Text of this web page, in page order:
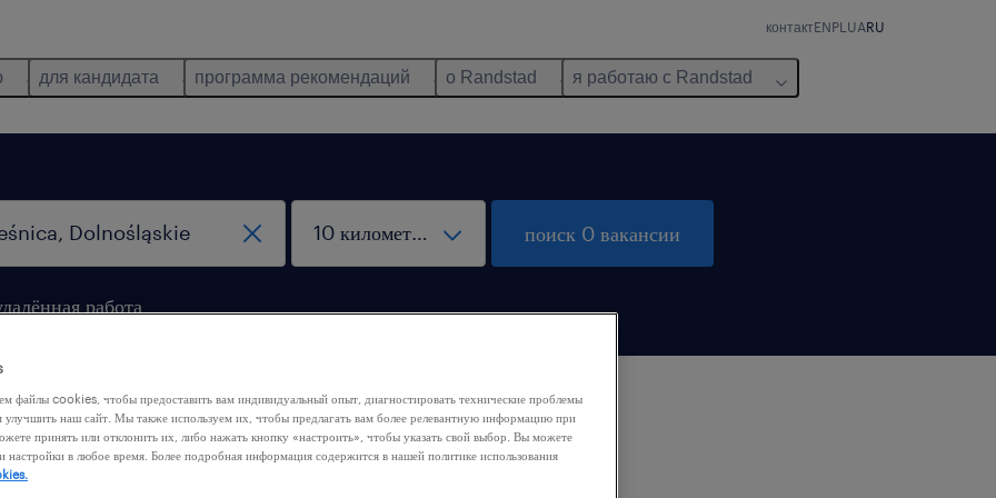
контактENPL UARU
для кандидата программа рекомендаций о Randstad я работаю с Randstad
работа
поиск 0 вакансии
никакой работы с этими фильтрами. Попробуйте
файлы cookies, чтобы предоставить вам индивидуальный опыт, диагностировать технические проблемы
наш сайт. Мы также используем их, чтобы предлагать вам более релевантную информацию при
принять или отклонить их, либо нажать кнопку «настроить», чтобы указать свой выбор. Вы можете
настройки в любое время. Более подробная информация содержится в нашей политике использования